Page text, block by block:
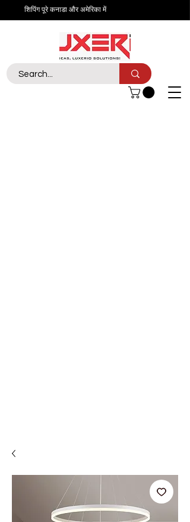
शिपिंग पूरे कनाडा और अमेरिका में